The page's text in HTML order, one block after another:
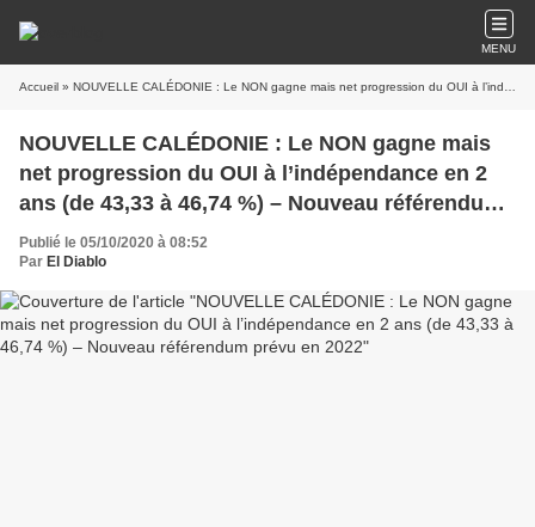
MENU
Accueil » NOUVELLE CALÉDONIE : Le NON gagne mais net progression du OUI à l’indépendance en 2 ans (de 43,33 à 46,74 %) – Nouveau référendum prévu en 2022
NOUVELLE CALÉDONIE : Le NON gagne mais
net progression du OUI à l’indépendance en 2
ans (de 43,33 à 46,74 %) – Nouveau référendum
prévu en 2022
Publié le 05/10/2020 à 08:52
Par El Diablo